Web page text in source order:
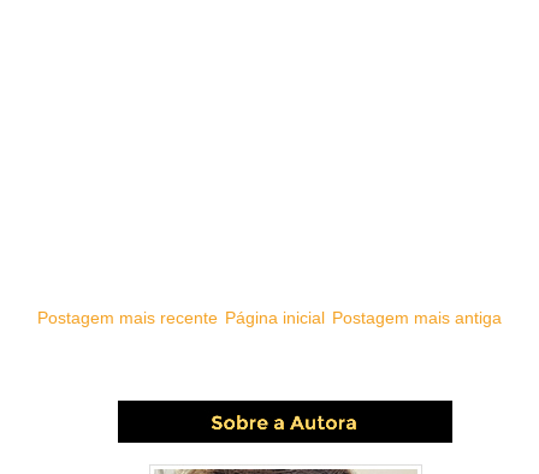
Postagem mais recente Postagem mais antiga
Página inicial